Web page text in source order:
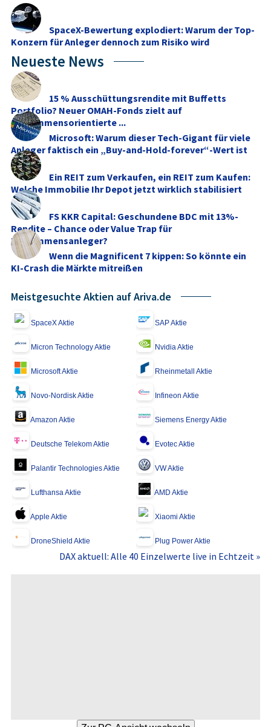
SpaceX-Bewertung explodiert: Warum der Top-
Konzern für Anleger dennoch zum Risiko wird
Neueste News
15 % Ausschüttungsrendite mit Buffetts
Portfolio? Neuer OMAH-Fonds zielt auf
einkommensorientierte ...
Microsoft: Warum dieser Tech-Gigant für viele
Anleger faktisch ein „Buy-and-Hold-forever“-Wert ist
Ein REIT zum Verkaufen, ein REIT zum Kaufen:
Welche Immobilie Ihr Depot jetzt wirklich stabilisiert
FS KKR Capital: Geschundene BDC mit 13%-
Rendite – Chance oder Value Trap für
Einkommensanleger?
Wenn die Magnificent 7 kippen: So könnte ein
KI-Crash die Märkte mitreißen
Meistgesuchte Aktien auf Ariva.de
SpaceX Aktie SAP Aktie
Micron Technology Aktie Nvidia Aktie
Microsoft Aktie Rheinmetall Aktie
Novo-Nordisk Aktie Infineon Aktie
Amazon Aktie Siemens Energy Aktie
Deutsche Telekom Aktie Evotec Aktie
Palantir Technologies Aktie VW Aktie
Lufthansa Aktie AMD Aktie
Apple Aktie Xiaomi Aktie
DroneShield Aktie Plug Power Aktie
DAX aktuell: Alle 40 Einzelwerte live in Echtzeit »